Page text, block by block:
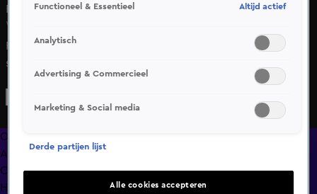
Roxy is er helemaal klaar mee
Wo 13 mei, 10:12
Roxy is moe, kapot en helemaal klaar met alles. Ze wil de
schoonmaak het liefst doorschuiven naar de volgende
ochtend. De druppel? Ze belandt met haar net gewassen
Overzicht
Afleveringen
Clips
Hoe is het nu met?
Functioneel & Essentieel Altijd actief
Analytisch
Advertising & Commercieel
Marketing & Social media
Derde partijen lijst
Alle cookies accepteren